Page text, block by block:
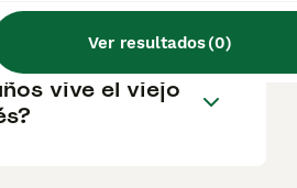
Ver resultados(0)
vive el viejo